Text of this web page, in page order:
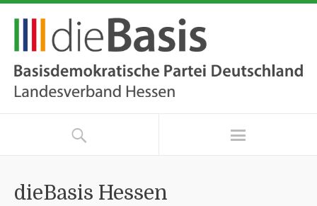
dieBasis Hessen